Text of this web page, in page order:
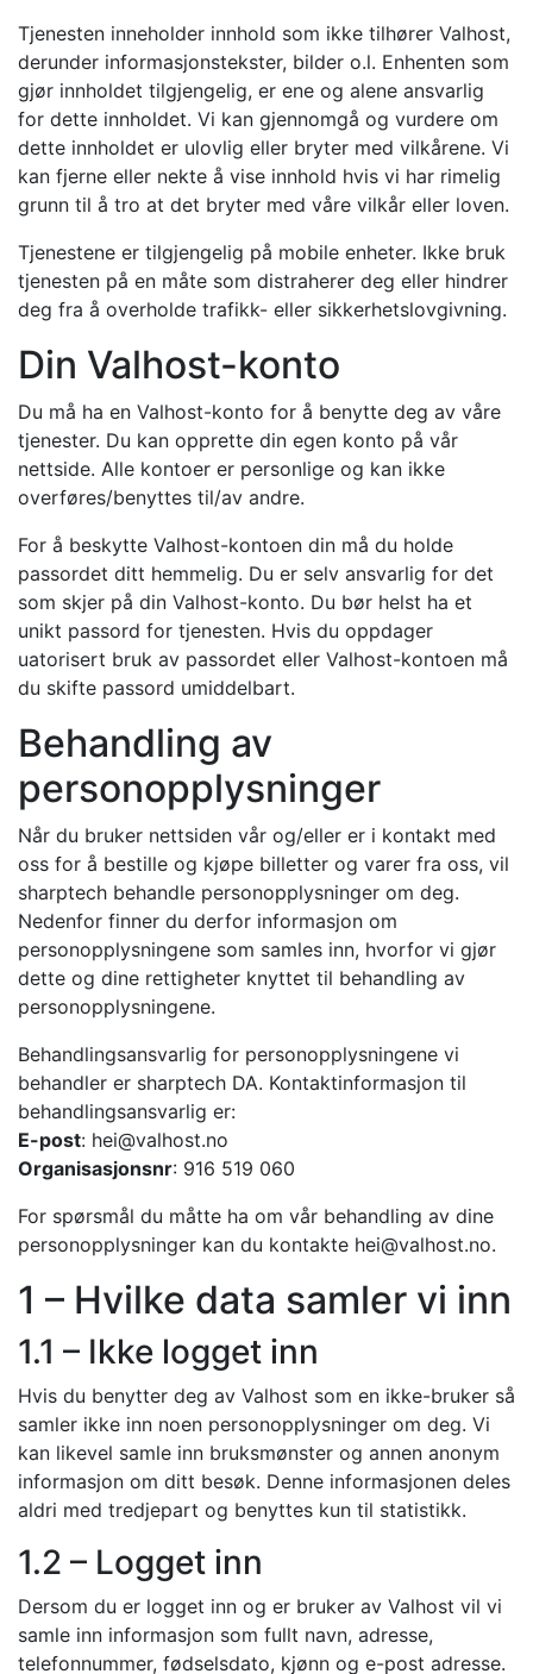
Tjenesten inneholder innhold som ikke tilhører Valhost,
derunder informasjonstekster, bilder o.l. Enhenten som
gjør innholdet tilgjengelig, er ene og alene ansvarlig
for dette innholdet. Vi kan gjennomgå og vurdere om
dette innholdet er ulovlig eller bryter med vilkårene. Vi
kan fjerne eller nekte å vise innhold hvis vi har rimelig
grunn til å tro at det bryter med våre vilkår eller loven.
Tjenestene er tilgjengelig på mobile enheter. Ikke bruk
tjenesten på en måte som distraherer deg eller hindrer
deg fra å overholde trafikk- eller sikkerhetslovgivning.
Din Valhost-konto
Du må ha en Valhost-konto for å benytte deg av våre
tjenester. Du kan opprette din egen konto på vår
nettside. Alle kontoer er personlige og kan ikke
overføres/benyttes til/av andre.
For å beskytte Valhost-kontoen din må du holde
passordet ditt hemmelig. Du er selv ansvarlig for det
som skjer på din Valhost-konto. Du bør helst ha et
unikt passord for tjenesten. Hvis du oppdager
uatorisert bruk av passordet eller Valhost-kontoen må
du skifte passord umiddelbart.
Behandling av
personopplysninger
Når du bruker nettsiden vår og/eller er i kontakt med
oss for å bestille og kjøpe billetter og varer fra oss, vil
sharptech behandle personopplysninger om deg.
Nedenfor finner du derfor informasjon om
personopplysningene som samles inn, hvorfor vi gjør
dette og dine rettigheter knyttet til behandling av
personopplysningene.
Behandlingsansvarlig for personopplysningene vi
behandler er sharptech DA. Kontaktinformasjon til
behandlingsansvarlig er:
E-post: hei@valhost.no
Organisasjonsnr: 916 519 060
For spørsmål du måtte ha om vår behandling av dine
personopplysninger kan du kontakte hei@valhost.no.
1 – Hvilke data samler vi inn
1.1 – Ikke logget inn
Hvis du benytter deg av Valhost som en ikke-bruker så
samler ikke inn noen personopplysninger om deg. Vi
kan likevel samle inn bruksmønster og annen anonym
informasjon om ditt besøk. Denne informasjonen deles
aldri med tredjepart og benyttes kun til statistikk.
1.2 – Logget inn
Dersom du er logget inn og er bruker av Valhost vil vi
samle inn informasjon som fullt navn, adresse,
telefonnummer, fødselsdato, kjønn og e-post adresse.